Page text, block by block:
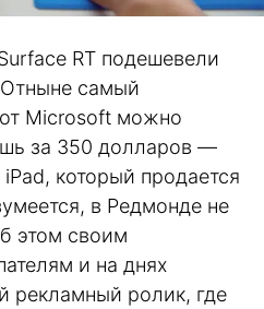
RT подешевели
самый
Microsoft можно
за 350 долларов —
который продается
в Редмонде не
этом своим
и на днях
рекламный ролик, где